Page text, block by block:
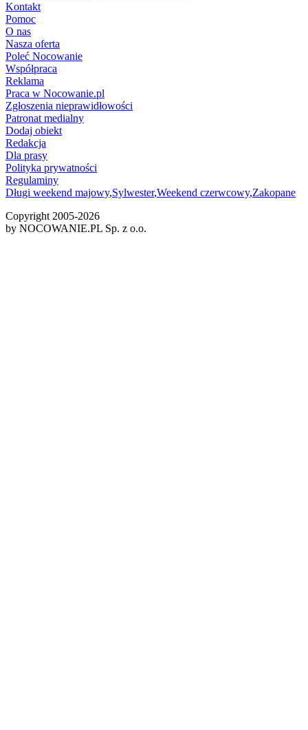
Kontakt
Pomoc
O nas
Nasza oferta
Poleć Nocowanie
Współpraca
Reklama
Praca w Nocowanie.pl
Zgłoszenia nieprawidłowości
Patronat medialny
Dodaj obiekt
Redakcja
Dla prasy
Polityka prywatności
Regulaminy
Długi weekend majowy,Sylwester,Weekend czerwcowy,Zakopane
Copyright 2005-2026
by NOCOWANIE.PL Sp. z o.o.